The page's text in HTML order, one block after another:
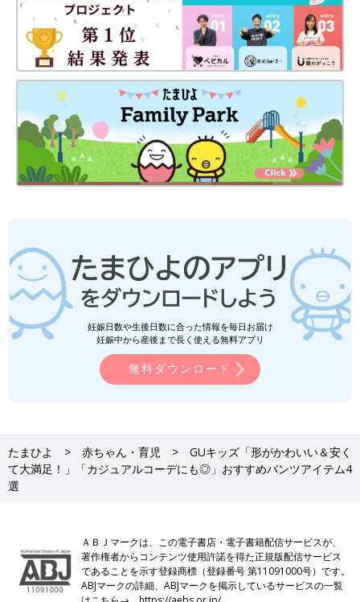
妊娠日数や生後日数に合った情報を毎日お届け
妊娠中から産後まで長く使える無料アプリ
無料ダウンロード
たまひよ 赤ちゃん・育児
GUキッズ「形がかわいい＆安く
て大満足！」「カジュアルコーデにも◎」おすすめパンツアイテム4
選
ＡＢＪマークは、この電子書店・電子書籍配信サービスが、
著作権者からコンテンツ使用許諾を得た正規版配信サービス
であることを示す登録商標（登録番号 第11091000号）です。
ABJマークの詳細、ABJマークを掲示しているサービスの一覧